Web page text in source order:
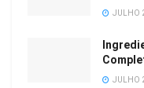
JULHO
JULHO